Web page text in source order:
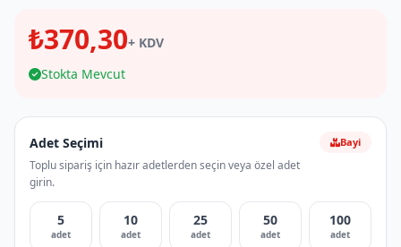
₺370,30+ KDV
Stokta Mevcut
Adet Seçimi
Toplu sipariş için hazır adetlerden seçin veya özel adet
girin.
Bayi
5
adet
10
adet
25
adet
50
adet
100
adet